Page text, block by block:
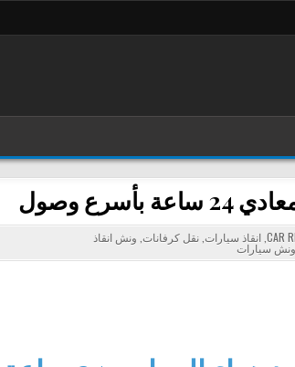
وصول
CAR
,انقاذ سيارات ,نقل كرفانات ونش انقاذ
ونش سيارات